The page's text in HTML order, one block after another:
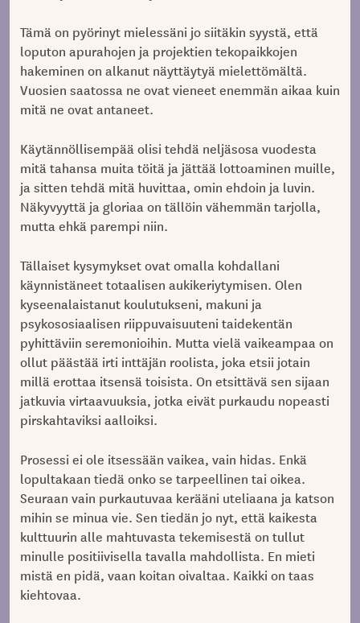
Tämä on pyörinyt mielessäni jo siitäkin syystä, että
loputon apurahojen ja projektien tekopaikkojen
hakeminen on alkanut näyttäytyä mielettömältä.
Vuosien saatossa ne ovat vieneet enemmän aikaa kuin
mitä ne ovat antaneet.
Käytännöllisempää olisi tehdä neljäsosa vuodesta
mitä tahansa muita töitä ja jättää lottoaminen muille,
ja sitten tehdä mitä huvittaa, omin ehdoin ja luvin.
Näkyvyyttä ja gloriaa on tällöin vähemmän tarjolla,
mutta ehkä parempi niin.
Tällaiset kysymykset ovat omalla kohdallani
käynnistäneet totaalisen aukikeriytymisen. Olen
kyseenalaistanut koulutukseni, makuni ja
psykososiaalisen riippuvaisuuteni taidekentän
pyhittäviin seremonioihin. Mutta vielä vaikeampaa on
ollut päästää irti inttäjän roolista, joka etsii jotain
millä erottaa itsensä toisista. On etsittävä sen sijaan
jatkuvia virtaavuuksia, jotka eivät purkaudu nopeasti
pirskahtaviksi aalloiksi.
Prosessi ei ole itsessään vaikea, vain hidas. Enkä
lopultakaan tiedä onko se tarpeellinen tai oikea.
Seuraan vain purkautuvaa kerääni uteliaana ja katson
mihin se minua vie. Sen tiedän jo nyt, että kaikesta
kulttuurin alle mahtuvasta tekemisestä on tullut
minulle positiivisella tavalla mahdollista. En mieti
mistä en pidä, vaan koitan oivaltaa. Kaikki on taas
kiehtovaa.